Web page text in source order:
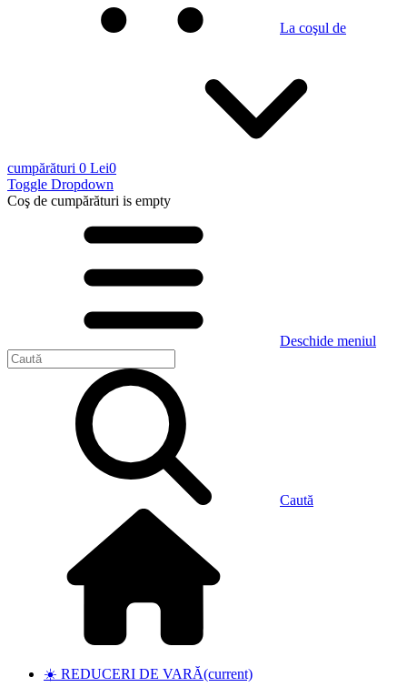
La coşul de
cumpărături 0 Lei0
Toggle Dropdown
Coş de cumpărături is empty
Deschide meniul
Caută
☀️ REDUCERI DE VARĂ(current)